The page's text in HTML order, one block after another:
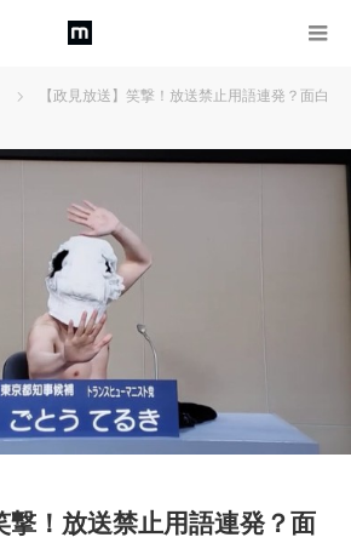
【政見放送】笑撃！放送禁止用語連発？面白
撃！放送禁止用語連発？面